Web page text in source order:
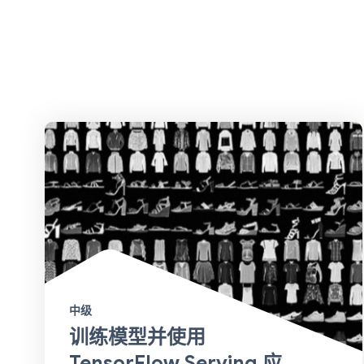
中级
训练模型并使用